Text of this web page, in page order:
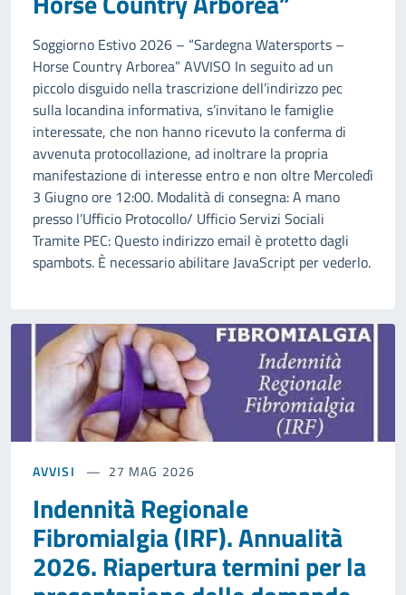
Soggiorno Estivo 2026 – “Sardegna Watersports –
Horse Country Arborea” AVVISO In seguito ad un
piccolo disguido nella trascrizione dell’indirizzo pec
sulla locandina informativa, s’invitano le famiglie
interessate, che non hanno ricevuto la conferma di
avvenuta protocollazione, ad inoltrare la propria
manifestazione di interesse entro e non oltre Mercoledì
3 Giugno ore 12:00. Modalità di consegna: A mano
presso l’Ufficio Protocollo/ Ufficio Servizi Sociali
Tramite PEC: Questo indirizzo email è protetto dagli
spambots. È necessario abilitare JavaScript per vederlo.
AVVISI 27 MAG 2026
Indennità Regionale
Fibromialgia (IRF). Annualità
2026. Riapertura termini per la